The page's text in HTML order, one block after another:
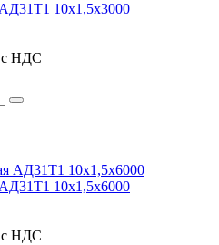
10х1,5х3000
с НДС
10х1,5х6000
с НДС